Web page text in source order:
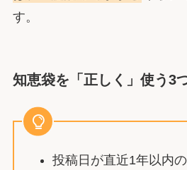
す。
知恵袋を「正しく」使う3
投稿日が直近1年以内